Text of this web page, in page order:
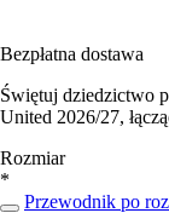
Bezpłatna dostawa
Świętuj dziedzictwo
United 2026/27,
Rozmiar
*
Przewodnik po